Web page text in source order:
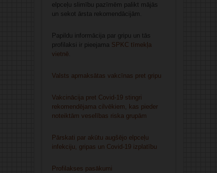
elpceļu slimību pazīmēm palikt mājās
un sekot ārsta rekomendācijām.
Papildu informācija par gripu un tās
profilaksi ir pieejama SPKC tīmekļa
vietnē.
Valsts apmaksātas vakcīnas pret gripu
Vakcinācija pret Covid-19 stingri
rekomendējama cilvēkiem, kas pieder
noteiktām veselības riska grupām
Pārskati par akūtu augšējo elpceļu
infekciju, gripas un Covid-19 izplatību
Profilakses pasākumi